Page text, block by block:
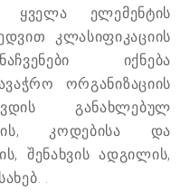
ყველა ელემენტის
კლასიფიკაციის
იქნება
ორგანიზაციის
განახლებულ
კოდებისა და
შენახვის ადგილის,
.